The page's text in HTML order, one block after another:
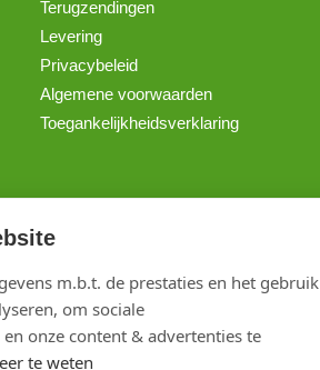
m.b.t. de prestaties en het gebruik
om sociale
onze content & advertenties te
te weten
Terugzendingen
Levering
Privacybeleid
Algemene voorwaarden
Toegankelijkheidsverklaring